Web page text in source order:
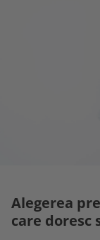
Alegerea
care doresc